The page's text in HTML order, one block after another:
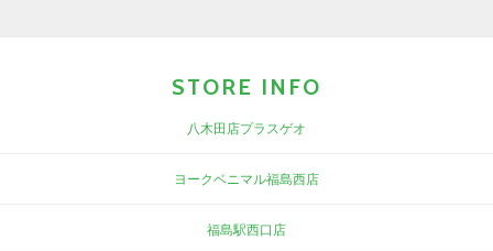
STORE INFO
八木田店プラスゲオ
ヨークベニマル福島西店
福島駅西口店